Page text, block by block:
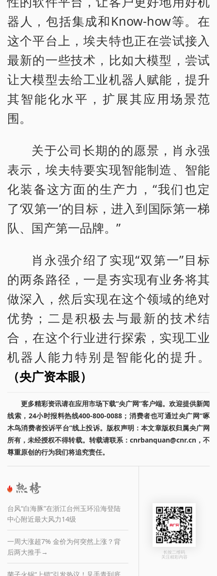
器人，包括集成和Know-how等。在
这个平台上，埃夫特也正在尝试接入
最新的一些技术，比如大模型，尝试
让大模型去给工业机器人赋能，提升
其智能化水平，扩展其应用场景范
围。
关于公司长期的的愿景，肖永强
表示，埃夫特要实现智能制造、智能
化装备这方面的生产力，“我们也定
了‘双第一’的目标，进入到国际第一梯
队、国产第一品牌。”
肖永强介绍了实现“双第一”目标
的两条路径，一是夯实现有业务将其
做深入，然后实现在这个领域的绝对
优势；二是积极去与最新的技术结
合，在这个行业进行探索，实现工业
机器人能力特别是智能化的提升。
（央广资本眼）
更多精彩资讯请在应用市场下载“央广网”客户端。欢迎提供新闻
线索，24小时报料热线400-800-0088；消费者也可通过央广网“啄
木鸟消费者投诉平台”线上投诉。版权声明：本文章版权归属央广网
所有，未经授权不得转载。转载请联系：cnrbanquan@cnr.cn，不
尊重原创的行为我们将追究责任。
台风“白海豚”在浙江台州玉环沿海登陆
中心附近最大风力14级
一周大涨超7% 金价为何突然上涨？背
后两大推手→
长按二维码
关注精彩内容